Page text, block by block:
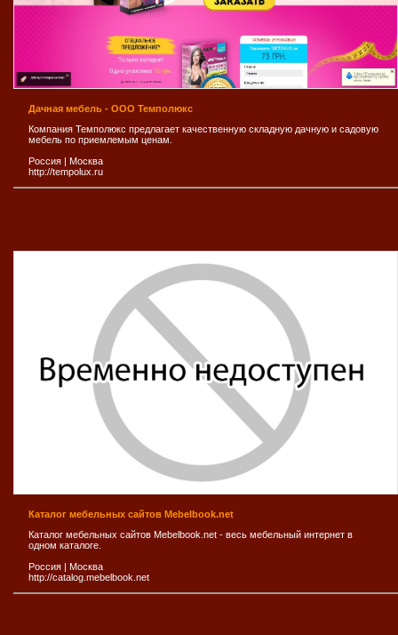
Дачная мебель - ООО Темполюкс
Компания Темполюкс предлагает качественную складную дачную и садовую
мебель по приемлемым ценам.
Россия | Москва
http://tempolux.ru
Каталог мебельных сайтов Mebelbook.net
Каталог мебельных сайтов Mebelbook.net - весь мебельный интернет в
одном каталоге.
Россия | Москва
http://catalog.mebelbook.net